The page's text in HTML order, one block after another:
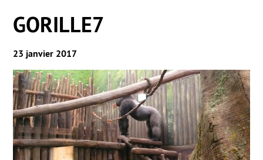
GORILLE7
23 janvier 2017